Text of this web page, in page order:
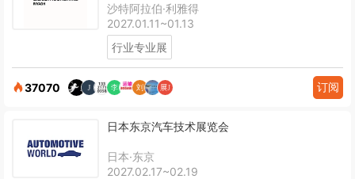
沙特阿拉伯·利雅得
2027.01.11~01.13
行业专业展
37070 订阅
日本东京汽车技术展览会
日本·东京
2027.02.17~02.19